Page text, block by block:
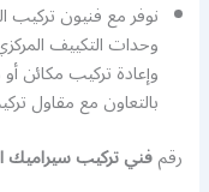
نوفر مع فنيون تركيب
وحدات التكييف
وإعادة تركيب مكائن
بالتعاون مع مقاول
رقمفني تركيب سيراميك